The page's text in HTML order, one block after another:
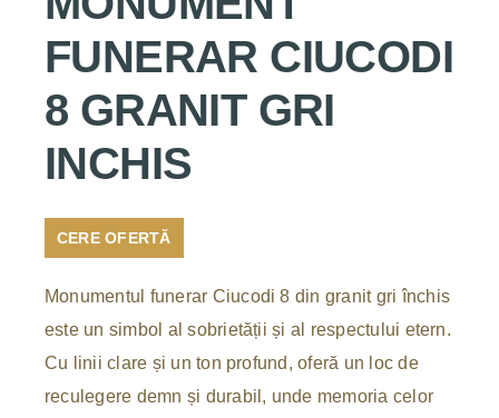
FUNERAR CIUCODI
8 GRANIT GRI
INCHIS
CERE OFERTĂ
Monumentul funerar Ciucodi 8 din granit gri închis
este un simbol al sobrietății și al respectului etern.
Cu linii clare și un ton profund, oferă un loc de
reculegere demn și durabil, unde memoria celor